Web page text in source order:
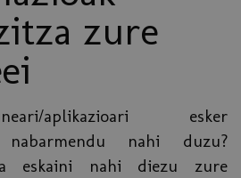
zure
aplikazioari esker
nabarmendu nahi duzu?
eskaini nahi diezu zure